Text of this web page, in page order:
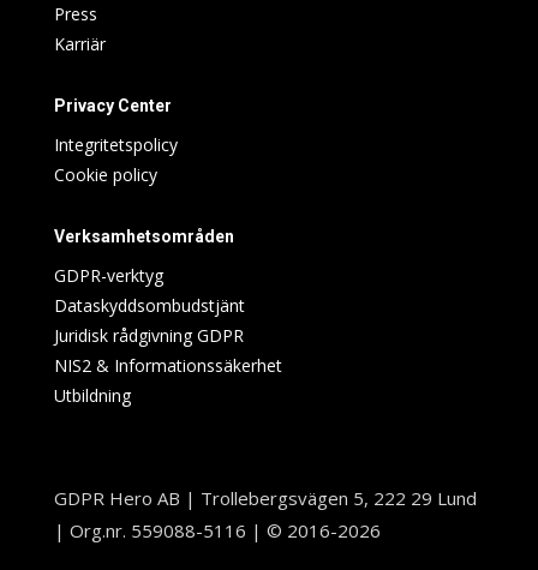
Press
Karriär
Privacy Center
Integritetspolicy
Cookie policy
Verksamhetsområden
GDPR-verktyg
Dataskyddsombudstjänt
Juridisk rådgivning GDPR
NIS2 & Informationssäkerhet
Utbildning
GDPR Hero AB | Trollebergsvägen 5, 222 29 Lund
| Org.nr. 559088-5116 | © 2016-2026